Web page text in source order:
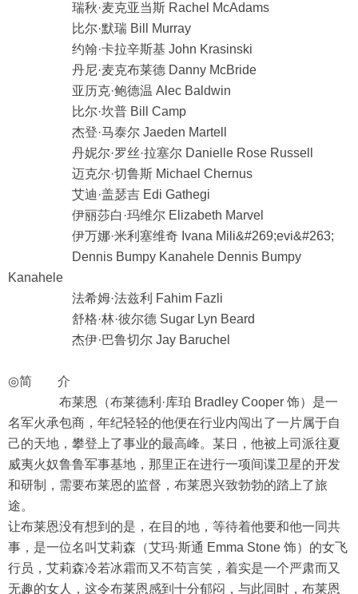
瑞秋·麦克亚当斯 Rachel McAdams
比尔·默瑞 Bill Murray
约翰·卡拉辛斯基 John Krasinski
丹尼·麦克布莱德 Danny McBride
亚历克·鲍德温 Alec Baldwin
比尔·坎普 Bill Camp
杰登·马泰尔 Jaeden Martell
丹妮尔·罗丝·拉塞尔 Danielle Rose Russell
迈克尔·切鲁斯 Michael Chernus
艾迪·盖瑟吉 Edi Gathegi
伊丽莎白·玛维尔 Elizabeth Marvel
伊万娜·米利塞维奇 Ivana Mili&#269;evi&#263;
Dennis Bumpy Kanahele Dennis Bumpy
Kanahele
法希姆·法兹利 Fahim Fazli
舒格·林·彼尔德 Sugar Lyn Beard
杰伊·巴鲁切尔 Jay Baruchel
◎简 介
布莱恩（布莱德利·库珀 Bradley Cooper 饰）是一
名军火承包商，年纪轻轻的他便在行业内闯出了一片属于自
己的天地，攀登上了事业的最高峰。某日，他被上司派往夏
威夷火奴鲁鲁军事基地，那里正在进行一项间谍卫星的开发
和研制，需要布莱恩的监督，布莱恩兴致勃勃的踏上了旅
途。
让布莱恩没有想到的是，在目的地，等待着他要和他一同共
事，是一位名叫艾莉森（艾玛·斯通 Emma Stone 饰）的女飞
行员，艾莉森冷若冰霜而又不苟言笑，着实是一个严肃而又
无趣的女人，这令布莱恩感到十分郁闷，与此同时，布莱恩